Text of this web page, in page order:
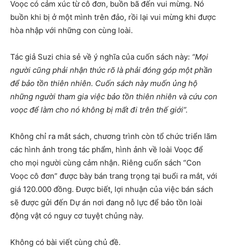
Voọc có cảm xúc từ cô đơn, buồn bã đến vui mừng. Nó
buồn khi bị ở một mình trên đảo, rồi lại vui mừng khi được
hòa nhập với những con cùng loài.
Tác giả Suzi chia sẻ về ý nghĩa của cuốn sách này: “Mọi
người cũng phải nhận thức rõ là phải đóng góp một phần
để bảo tồn thiên nhiên. Cuốn sách này muốn ủng hộ
những người tham gia việc bảo tồn thiên nhiên và cứu con
voọc để làm cho nó không bị mất đi trên thế giới”.
Không chỉ ra mắt sách, chương trình còn tổ chức triển lãm
các hình ảnh trong tác phẩm, hình ảnh về loài Voọc để
cho mọi người cùng cảm nhận. Riêng cuốn sách “Con
Voọc cô đơn” được bày bán trang trọng tại buổi ra mắt, với
giá 120.000 đồng. Được biết, lợi nhuận của việc bán sách
sẽ được gửi đến Dự án nơi đang nỗ lực để bảo tồn loài
động vật có nguy cơ tuyệt chủng này.
Không có bài viết cùng chủ đề.